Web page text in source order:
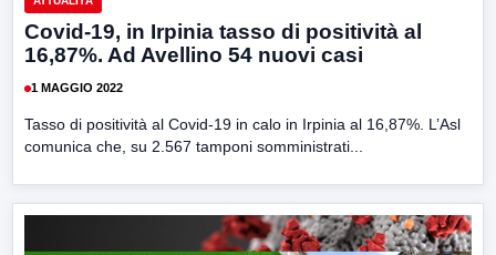
Covid-19, in Irpinia tasso di positività al
16,87%. Ad Avellino 54 nuovi casi
1 MAGGIO 2022
Tasso di positività al Covid-19 in calo in Irpinia al 16,87%. L’Asl
comunica che, su 2.567 tamponi somministrati...